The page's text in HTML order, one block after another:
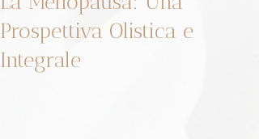
Prospettiva Olistica e
Integrale